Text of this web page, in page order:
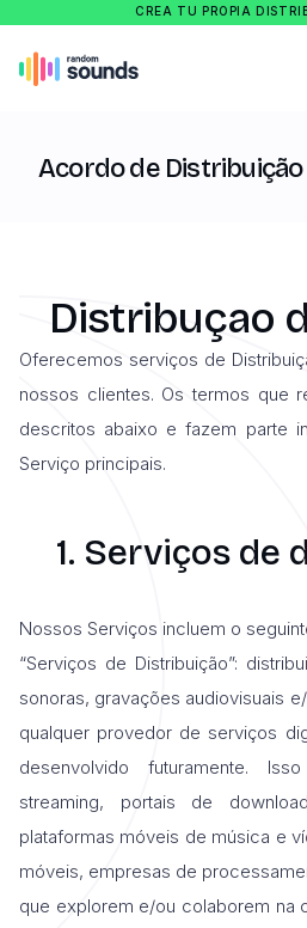
CREA TU PROPIA
Acordo de Distribuição
Distribuçao
Oferecemos serviços de
nossos clientes. Os termos que
descritos abaixo e fazem parte
Serviço principais.
1. Serviços de
Nossos Serviços incluem o
“Serviços de Distribuição”:
sonoras, gravações audiovisuais
qualquer provedor de serviços
desenvolvido futuramente.
streaming, portais de
plataformas móveis de música e
móveis, empresas de
que explorem e/ou colaborem na